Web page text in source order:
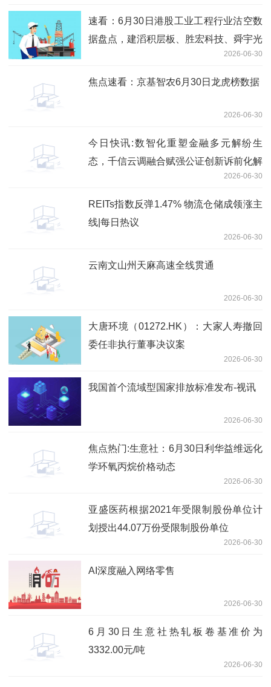
速看：6月30日港股工业工程行业沽空数
据盘点，建滔积层板、胜宏科技、舜宇光
2026-06-30
焦点速看：京基智农6月30日龙虎榜数据
2026-06-30
今日快讯:数智化重塑金融多元解纷生
态，千信云调融合赋强公证创新诉前化解
2026-06-30
REITs指数反弹1.47% 物流仓储成领涨主
线|每日热议
2026-06-30
云南文山州天麻高速全线贯通
2026-06-30
大唐环境（01272.HK）：大家人寿撤回
委任非执行董事决议案
2026-06-30
我国首个流域型国家排放标准发布-视讯
2026-06-30
焦点热门:生意社：6月30日利华益维远化
学环氧丙烷价格动态
2026-06-30
亚盛医药根据2021年受限制股份单位计
划授出44.07万份受限制股份单位
2026-06-30
AI深度融入网络零售
2026-06-30
6月30日生意社热轧板卷基准价为
3332.00元/吨
2026-06-30